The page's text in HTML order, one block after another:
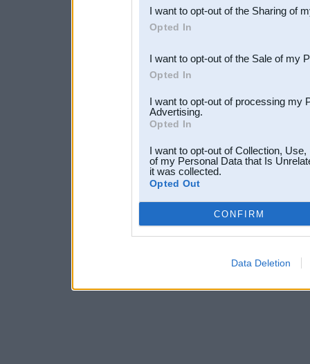
Downstream Participants
third parties.
I want to opt-out of the Sharing of
Opted In
I want to opt-out of the Sale of my
Opted In
I want to opt-out of processing my
Advertising.
Opted In
I want to opt-out of Collection,
of my Personal Data that Is
it was collected.
Opted Out
CONFIRM
Data Deletion